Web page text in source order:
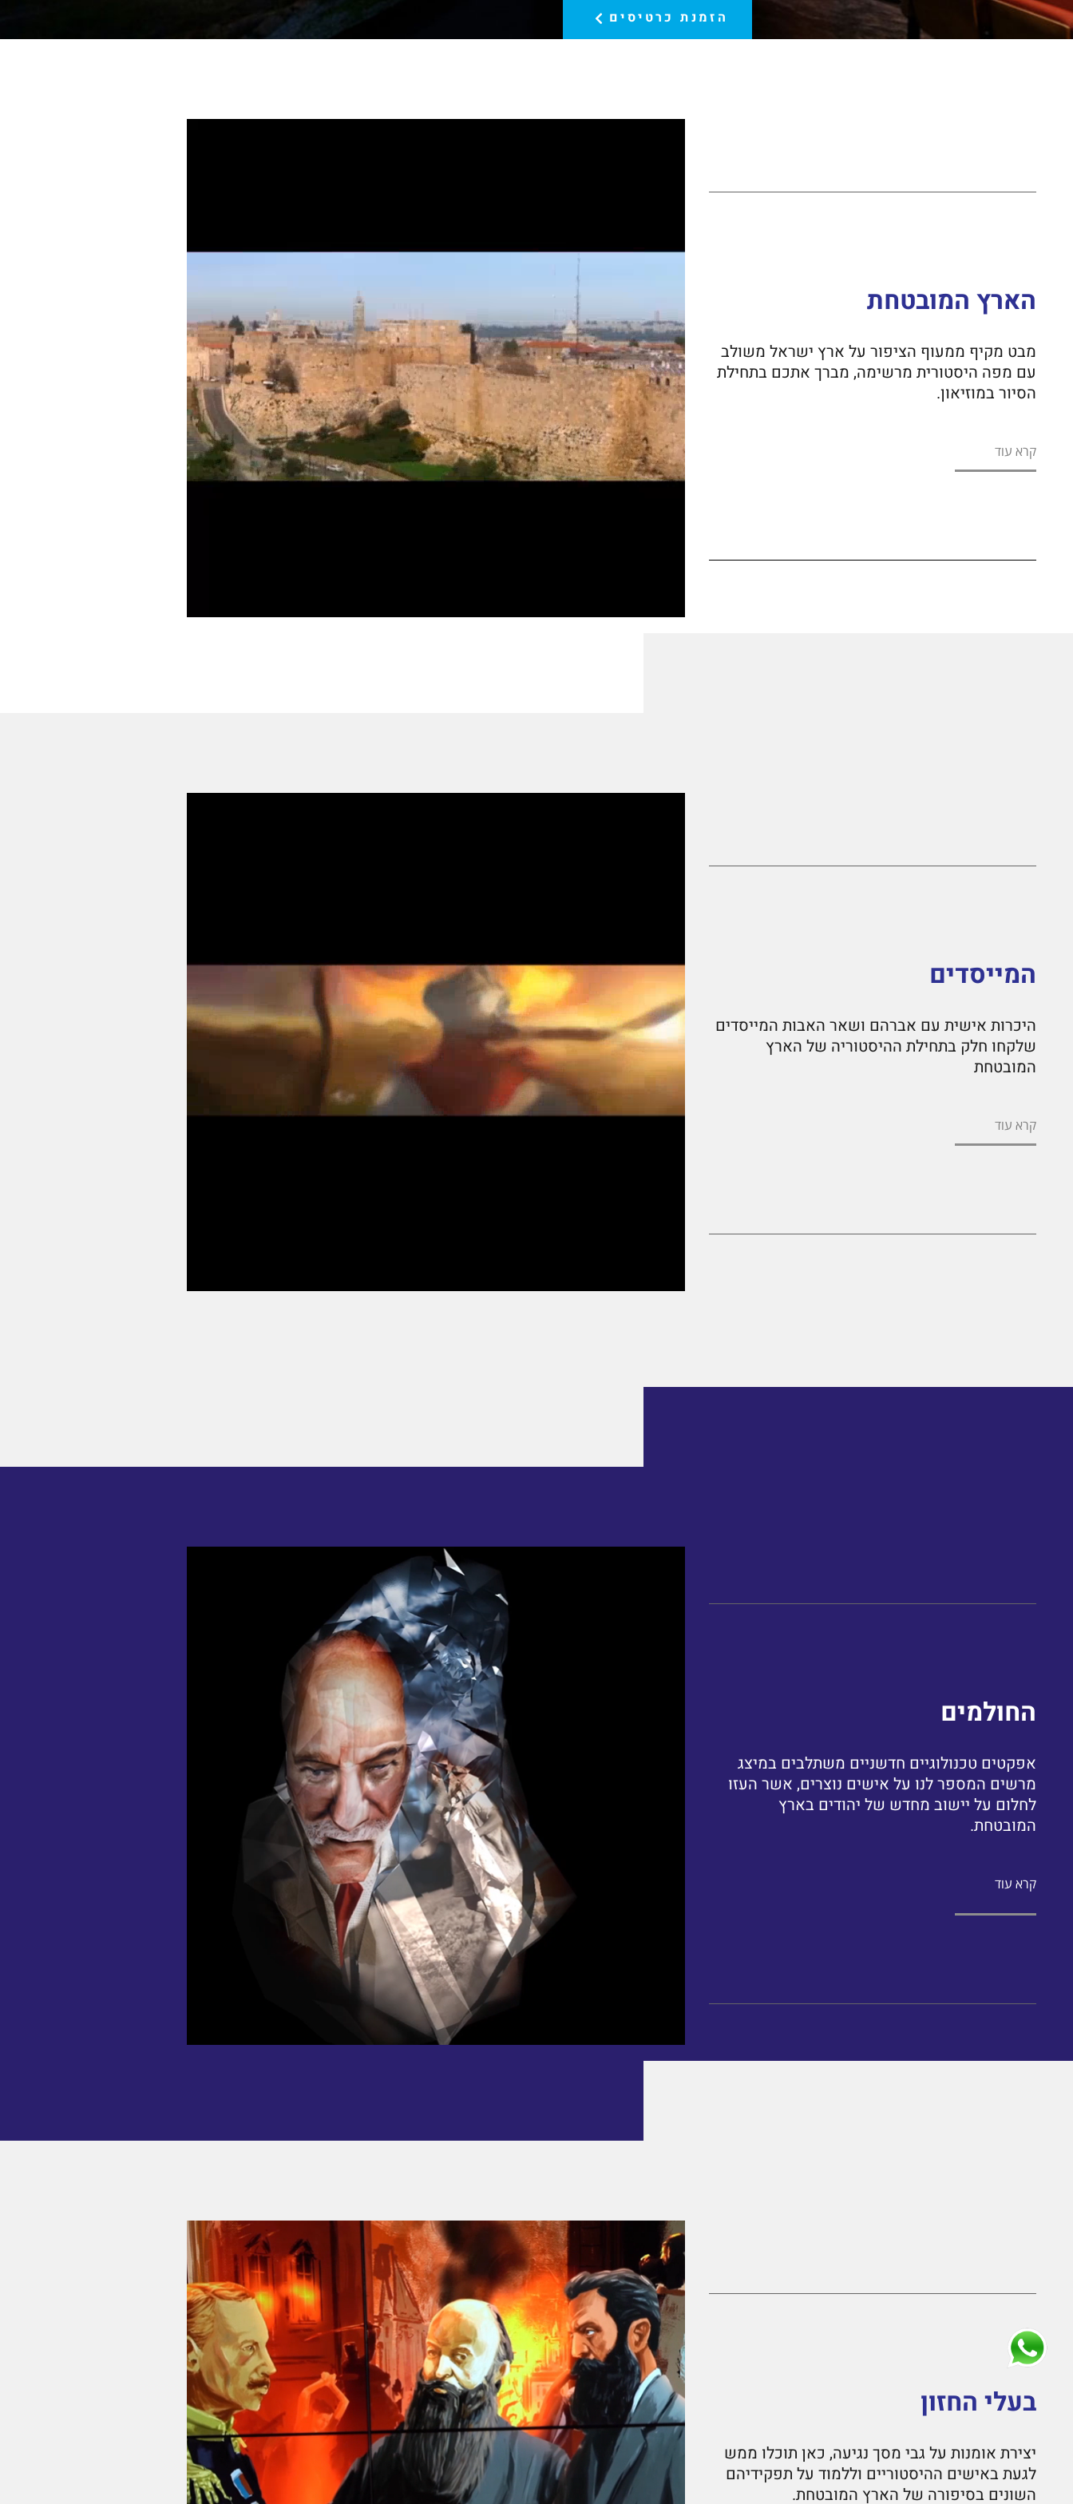
הזמנת כרטיסים
הארץ המובטחת
מבט מקיף ממעוף הציפור על ארץ ישראל משולב
עם מפה היסטורית מרשימה, מברך אתכם בתחילת
הסיור במוזיאון.
קרא עוד
המייסדים
היכרות אישית עם אברהם ושאר האבות המייסדים
שלקחו חלק בתחילת ההיסטוריה של הארץ
המובטחת
קרא עוד
החולמים
אפקטים טכנולוגיים חדשניים משתלבים במיצג
מרשים המספר לנו על אישים נוצרים, אשר העזו
לחלום על יישוב מחדש של יהודים בארץ
המובטחת.
קרא עוד
בעלי החזון
יצירת אומנות על גבי מסך נגיעה, כאן תוכלו ממש
לגעת באישים ההיסטוריים וללמוד על תפקידיהם
השונים בסיפורה של הארץ המובטחת.